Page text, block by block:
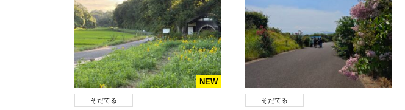
NEW
そだてる そだてる